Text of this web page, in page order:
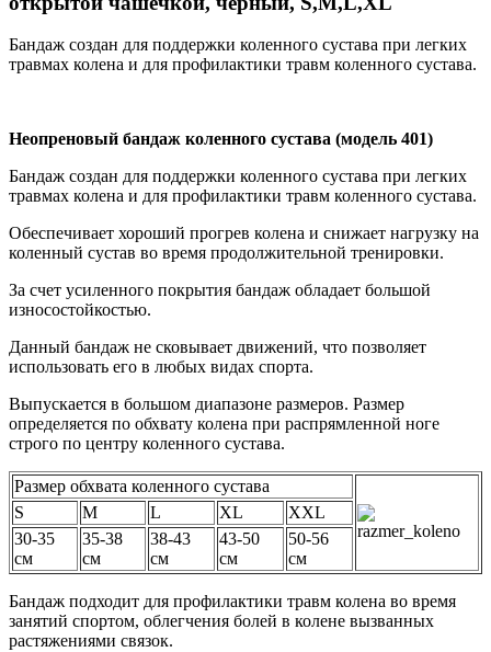
Бандаж создан для поддержки коленного сустава при легких
травмах колена и для профилактики травм коленного сустава.
Неопреновый бандаж коленного сустава (модель 401)
Бандаж создан для поддержки коленного сустава при легких
травмах колена и для профилактики травм коленного сустава.
Обеспечивает хороший прогрев колена и снижает нагрузку на
коленный сустав во время продолжительной тренировки.
За счет усиленного покрытия бандаж обладает большой
износостойкостью.
Данный бандаж не сковывает движений, что позволяет
использовать его в любых видах спорта.
Выпускается в большом диапазоне размеров. Размер
определяется по обхвату колена при распрямленной ноге
строго по центру коленного сустава.
Размер обхвата коленного сустава
S
M L XL
XXL
30-35
см
35-38
см
38-43
см
43-50
см
50-56
см
Бандаж подходит для профилактики травм колена во время
занятий спортом, облегчения болей в колене вызванных
растяжениями связок.